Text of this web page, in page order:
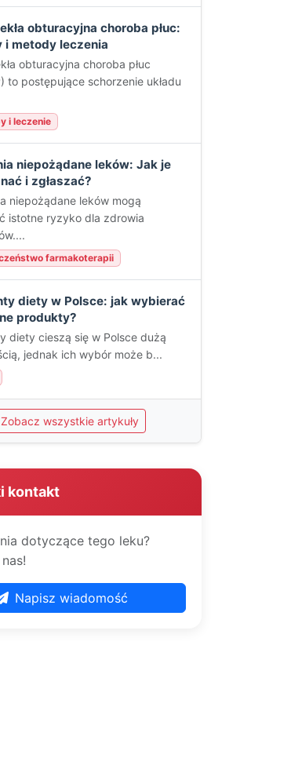
obturacyjna choroba płuc:
i metody leczenia
obturacyjna choroba płuc
to postępujące schorzenie układu
i leczenie
niepożądane leków: Jak je
i zgłaszać?
niepożądane leków mogą
istotne ryzyko dla zdrowia
farmakoterapii
diety w Polsce: jak wybierać
produkty?
diety cieszą się w Polsce dużą
jednak ich wybór może b...
Zobacz wszystkie artykuły
kontakt
dotyczące tego leku?
Napisz wiadomość